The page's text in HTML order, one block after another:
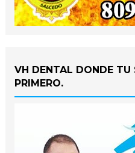
VH DENTAL DONDE TU
PRIMERO.